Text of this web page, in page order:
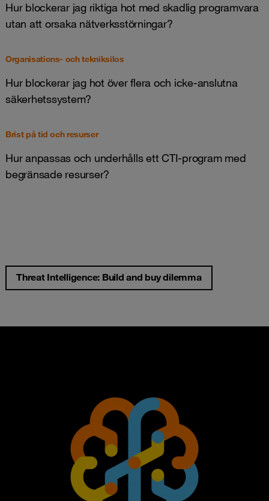
Hur blockerar jag riktiga hot med skadlig programvara
utan att orsaka nätverksstörningar?
Organisations- och tekniksilos
Hur blockerar jag hot över flera och icke-anslutna
säkerhetssystem?
Brist på tid och resurser
Hur anpassas och underhålls ett CTI-program med
begränsade resurser?
Threat Intelligence: Build and buy dilemma